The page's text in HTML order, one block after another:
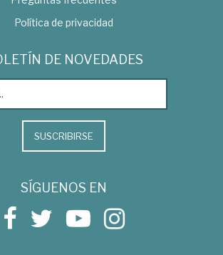
Política de privacidad
DE NOVEDADES
SUSCRIBIRSE
SÍGUENOS EN